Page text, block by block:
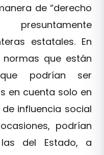
de “derecho
estatales. En
que están
podrían ser
en cuenta solo en
influencia social
podrían
del Estado, a